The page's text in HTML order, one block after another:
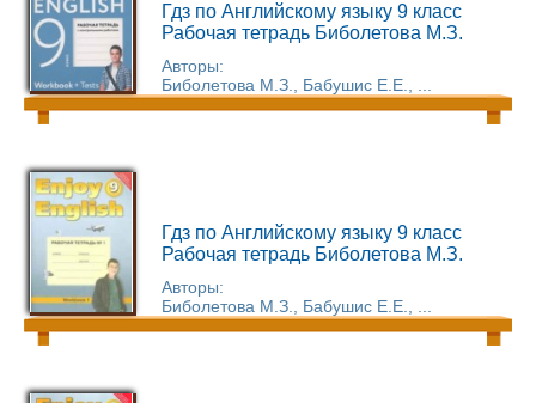
Гдз по Английскому языку 9 класс
Рабочая тетрадь Биболетова М.З.
Авторы:
Биболетова М.З., Бабушис Е.Е., ...
Гдз по Английскому языку 9 класс
Рабочая тетрадь Биболетова М.З.
Авторы:
Биболетова М.З., Бабушис Е.Е., ...